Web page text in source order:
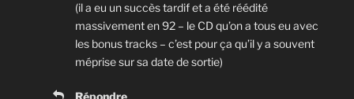
(il a eu un succès tardif et a été réédité
massivement en 92 – le CD qu’on a tous eu avec
les bonus tracks – c’est pour ça qu’il y a souvent
méprise sur sa date de sortie)